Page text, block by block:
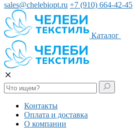
sales@chelebiopt.ru +7 (910) 664-42-45
Каталог
Контакты
Оплата и доставка
О компании